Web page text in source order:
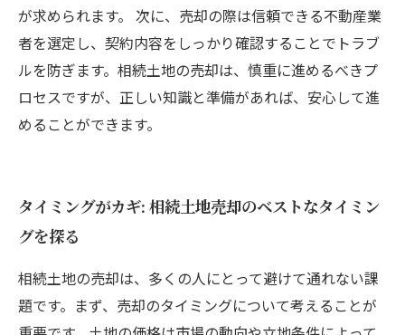
が求められます。 次に、売却の際は信頼できる不動産業
者を選定し、契約内容をしっかり確認することでトラブ
ルを防ぎます。相続土地の売却は、慎重に進めるべきプ
ロセスですが、正しい知識と準備があれば、安心して進
めることができます。
タイミングがカギ: 相続土地売却のベストなタイミン
グを探る
相続土地の売却は、多くの人にとって避けて通れない課
題です。まず、売却のタイミングについて考えることが